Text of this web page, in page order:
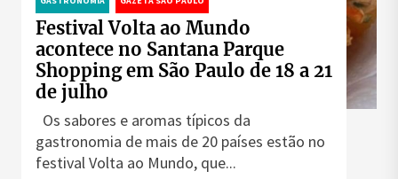
Festival Volta ao Mundo
acontece no Santana Parque
Shopping em São Paulo de 18 a 21
de julho
Os sabores e aromas típicos da
gastronomia de mais de 20 países estão no
festival Volta ao Mundo, que...